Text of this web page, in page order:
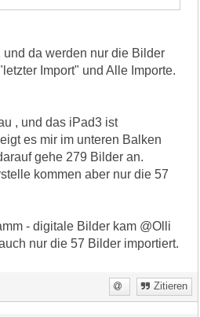
und da werden nur die Bilder
Import" und Alle Importe.
, und das iPad3 ist
es mir im unteren Balken
gehe 279 Bilder an.
kommen aber nur die 57
- digitale Bilder kam @Olli
nur die 57 Bilder importiert.
Zitieren